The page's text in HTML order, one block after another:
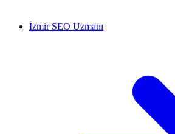
İzmir SEO Uzmanı